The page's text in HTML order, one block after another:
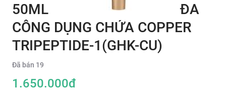
50ML KEM CHỐNG NẮNG ĐA
CÔNG DỤNG CHỨA COPPER
TRIPEPTIDE-1(GHK-CU)
Đã bán 19
1.650.000đ